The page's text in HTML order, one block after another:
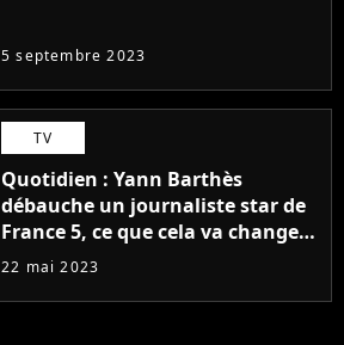
5 septembre 2023
TV
Quotidien : Yann Barthès
débauche un journaliste star de
France 5, ce que cela va changer
à la rentrée
22 mai 2023